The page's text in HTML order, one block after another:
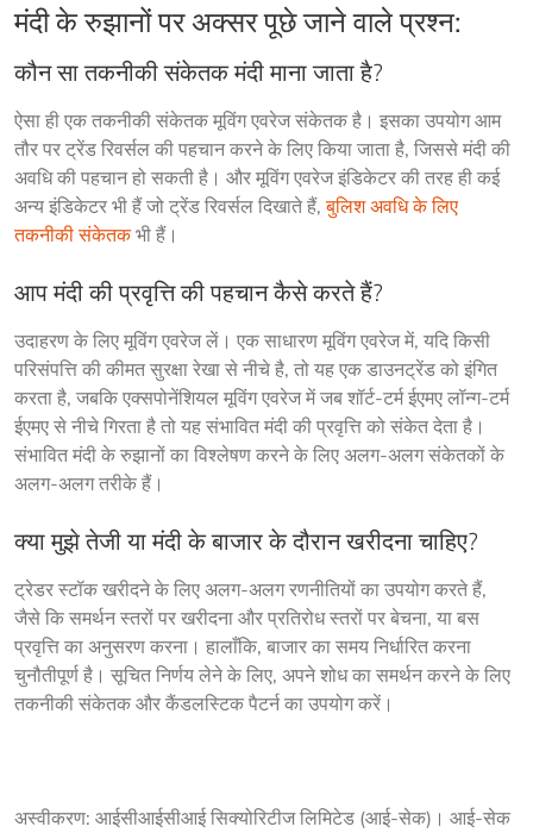
मंदी के रुझानों पर अक्सर पूछे जाने वाले प्रश्न:
कौन सा तकनीकी संकेतक मंदी माना जाता है?
ऐसा ही एक तकनीकी संकेतक मूविंग एवरेज संकेतक है। इसका उपयोग आम
तौर पर ट्रेंड रिवर्सल की पहचान करने के लिए किया जाता है, जिससे मंदी की
अवधि की पहचान हो सकती है। और मूविंग एवरेज इंडिकेटर की तरह ही कई
अन्य इंडिकेटर भी हैं जो ट्रेंड रिवर्सल दिखाते हैं, बुलिश अवधि के लिए
तकनीकी संकेतक भी हैं।
आप मंदी की प्रवृत्ति की पहचान कैसे करते हैं?
उदाहरण के लिए मूविंग एवरेज लें। एक साधारण मूविंग एवरेज में, यदि किसी
परिसंपत्ति की कीमत सुरक्षा रेखा से नीचे है, तो यह एक डाउनट्रेंड को इंगित
करता है, जबकि एक्सपोनेंशियल मूविंग एवरेज में जब शॉर्ट-टर्म ईएमए लॉन्ग-टर्म
ईएमए से नीचे गिरता है तो यह संभावित मंदी की प्रवृत्ति को संकेत देता है।
संभावित मंदी के रुझानों का विश्लेषण करने के लिए अलग-अलग संकेतकों के
अलग-अलग तरीके हैं।
क्या मुझे तेजी या मंदी के बाजार के दौरान खरीदना चाहिए?
ट्रेडर स्टॉक खरीदने के लिए अलग-अलग रणनीतियों का उपयोग करते हैं,
जैसे कि समर्थन स्तरों पर खरीदना और प्रतिरोध स्तरों पर बेचना, या बस
प्रवृत्ति का अनुसरण करना। हालाँकि, बाजार का समय निर्धारित करना
चुनौतीपूर्ण है। सूचित निर्णय लेने के लिए, अपने शोध का समर्थन करने के लिए
तकनीकी संकेतक और कैंडलस्टिक पैटर्न का उपयोग करें।
अस्वीकरण: आईसीआईसीआई सिक्योरिटीज लिमिटेड (आई-सेक)। आई-सेक